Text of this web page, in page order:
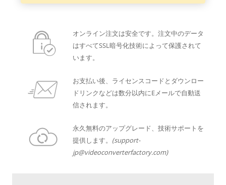
オンライン注文は安全です。注文中のデータ
はすべてSSL暗号化技術によって保護されて
います。
お支払い後、ライセンスコードとダウンロー
ドリンクなどは数分以内にEメールで自動送
信されます。
永久無料のアップグレード、技術サポートを
提供します。 (support-
jp@videoconverterfactory.com)